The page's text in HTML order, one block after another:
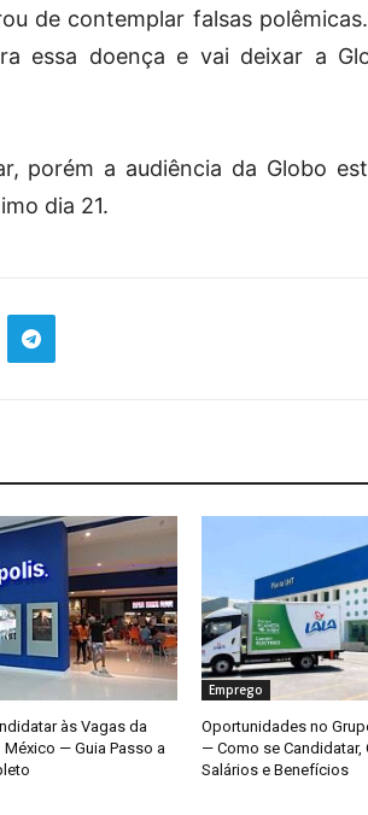
de contemplar falsas
essa doença e vai deixar a
porém a audiência da Globo
dia 21.
às Vagas da
— Guia Passo a
Emprego
Oportunidades no
— Como se Candidatar,
Salários e Benefícios